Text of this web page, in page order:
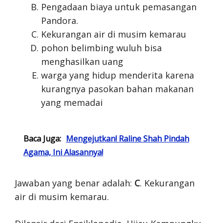
Pengadaan biaya untuk pemasangan
Pandora.
Kekurangan air di musim kemarau
pohon belimbing wuluh bisa
menghasilkan uang
warga yang hidup menderita karena
kurangnya pasokan bahan makanan
yang memadai
Baca Juga: Mengejutkan! Raline Shah Pindah
Agama, Ini Alasannya!
Jawaban yang benar adalah: C. Kekurangan
air di musim kemarau.